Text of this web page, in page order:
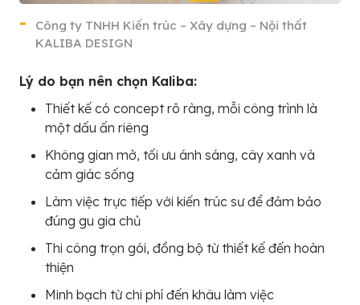
Công ty TNHH Kiến trúc – Xây dựng – Nội thất
KALIBA DESIGN
Lý do bạn nên chọn Kaliba:
Thiết kế có concept rõ ràng, mỗi công trình là
một dấu ấn riêng
Không gian mở, tối ưu ánh sáng, cây xanh và
cảm giác sống
Làm việc trực tiếp với kiến trúc sư để đảm bảo
đúng gu gia chủ
Thi công trọn gói, đồng bộ từ thiết kế đến hoàn
thiện
Minh bạch từ chi phí đến khâu làm việc